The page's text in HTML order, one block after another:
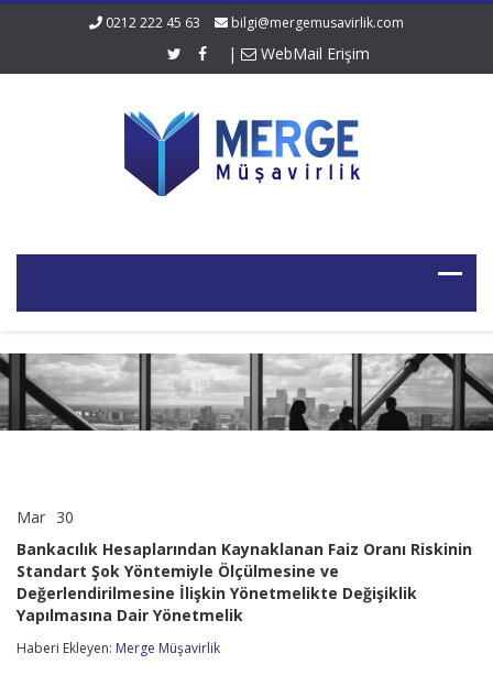
0212 222 45 63 bilgi@mergemusavirlik.com
| WebMail Erişim
Mar 30
Kaynaklanan
Faiz
Oranı
Riskinin
Şok
Bankacılık Hesaplarından Kaynaklanan Faiz Oranı Riskinin
Standart Şok Yöntemiyle Ölçülmesine ve
Değerlendirilmesine İlişkin Yönetmelikte Değişiklik
Yapılmasına Dair Yönetmelik
Haberi Ekleyen: Merge Müşavirlik